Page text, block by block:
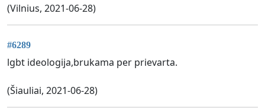
(Vilnius, 2021-06-28)
#6289
lgbt ideologija,brukama per prievarta.
(Šiauliai, 2021-06-28)